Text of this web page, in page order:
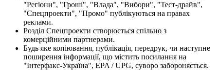
"Регіони", "Гроші", "Влада", "Вибори", "Тест-драйв",
"Спецпроекти", "Промо" публікуються на правах
реклами.
Розділ Спецпроекти створюється спільно з
комерційними партнерами.
Будь яке копіювання, публікація, передрук, чи наступне
поширення інформації, що містить посилання на
"Інтерфакс-Україна", EPA / UPG, суворо забороняється.